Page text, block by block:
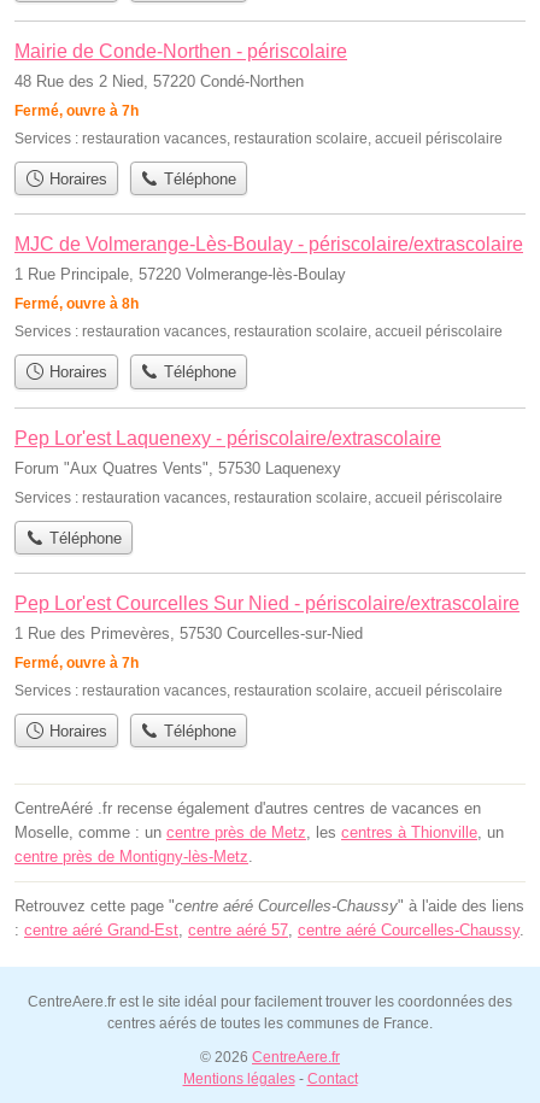
Mairie de Conde-Northen - périscolaire
48 Rue des 2 Nied, 57220 Condé-Northen
Fermé, ouvre à 7h
Services : restauration vacances restauration scolaire accueil périscolaire
Horaires Téléphone
MJC de Volmerange-Lès-Boulay - périscolaire/extrascolaire
1 Rue Principale, 57220 Volmerange-lès-Boulay
Fermé, ouvre à 8h
Services : restauration vacances, restauration scolaire, accueil périscolaire
Horaires Téléphone
Pep Lor'est Laquenexy - périscolaire/extrascolaire
Forum "Aux Quatres Vents", 57530 Laquenexy
Services : restauration vacances restauration scolaire accueil périscolaire
Téléphone
Pep Lor'est Courcelles Sur Nied - périscolaire/extrascolaire
1 Rue des Primevères, 57530 Courcelles-sur-Nied
Fermé, ouvre à 7h
Services : restauration vacances, restauration scolaire, accueil périscolaire
Horaires Téléphone
CentreAéré .fr recense également d'autres centres de vacances en
Moselle, comme : un centre près de Metz, les centres à Thionville, un
centre près de Montigny-lès-Metz.
Retrouvez cette page "centre aéré Courcelles-Chaussy" à l'aide des liens
: centre aéré Grand-Est, centre aéré 57, centre aéré Courcelles-Chaussy.
CentreAere.fr est le site idéal pour facilement trouver les coordonnées des
centres aérés de toutes les communes de France.
© 2026 CentreAere.fr
Mentions légales- Contact